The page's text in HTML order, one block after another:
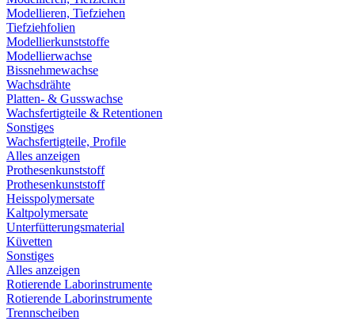
Modellieren, Tiefziehen
Tiefziehfolien
Modellierkunststoffe
Modellierwachse
Bissnehmewachse
Wachsdrähte
Platten- & Gusswachse
Wachsfertigteile & Retentionen
Sonstiges
Wachsfertigteile, Profile
Alles anzeigen
Prothesenkunststoff
Prothesenkunststoff
Heisspolymersate
Kaltpolymersate
Unterfütterungsmaterial
Küvetten
Sonstiges
Alles anzeigen
Rotierende Laborinstrumente
Rotierende Laborinstrumente
Trennscheiben